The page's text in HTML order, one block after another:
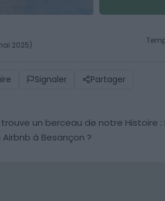
2025)
Signaler Partager
un berceau de notre Histoire :
à Besançon ?